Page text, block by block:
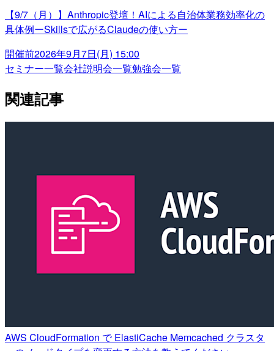
【9/7（月）】Anthropic登壇！AIによる自治体業務効率化の
具体例ーSkillsで広がるClaudeの使い方ー
開催前2026年9月7日(月) 15:00
セミナー一覧会社説明会一覧勉強会一覧
関連記事
AWS CloudFormation で ElastiCache Memcached クラスタ